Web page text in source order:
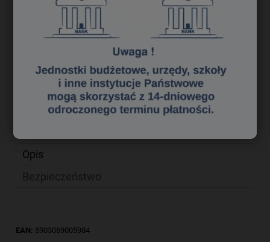
do koszyka
Producent: GALERIA PAPIERU
Kod produktu:
kp 0277340
zapytaj o produkt
poleć znajomemu
Opis
EAN: 5903069005984